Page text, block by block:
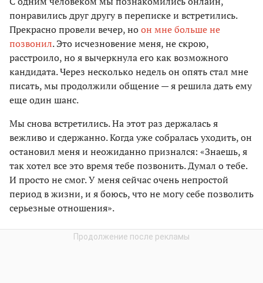
понравились друг другу в переписке и встретились.
Прекрасно провели вечер, ноон мне больше не
позвонил. Это исчезновение меня, не скрою,
расстроило, но я вычеркнула его как возможного
кандидата. Через несколько недель он опять стал мне
писать, мы продолжили общение — я решила дать ему
еще один шанс.
Мы снова встретились. На этот раз держалась я
вежливо и сдержанно. Когда уже собралась уходить, он
остановил меня и неожиданно признался: «Знаешь, я
так хотел все это время тебе позвонить. Думал о тебе.
И просто не смог. У меня сейчас очень непростой
период в жизни, и я боюсь, что не могу себе позволить
серьезные отношения».